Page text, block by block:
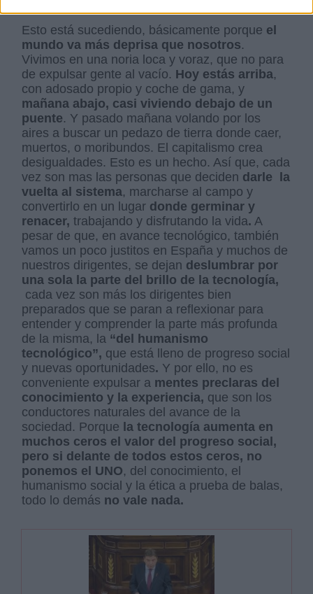
Esto está sucediendo, básicamente porque el
mundo va más deprisa que nosotros.
Vivimos en una noria loca y voraz, que no para
de expulsar gente al vacío. Hoy estás arriba,
con adosado propio y coche de gama, y
mañana abajo, casi viviendo debajo de un
puente. Y pasado mañana volando por los
aires a buscar un pedazo de tierra donde caer,
muertos, o moribundos. El capitalismo crea
desigualdades. Esto es un hecho. Así que, cada
vez son mas las personas que deciden darle la
vuelta al sistema, marcharse al campo y
convertirlo en un lugar donde germinar y
renacer,trabajando y disfrutando la vida. A
pesar de que, en avance tecnológico, también
vamos un poco justitos en España y muchos de
nuestros dirigentes, se dejan deslumbrar por
una sola la parte del brillo de la tecnología,
cada vez son más los dirigentes bien
preparados que se paran a reflexionar para
entender y comprender la parte más profunda
de la misma, la “del humanismo
tecnológico”, que está lleno de progreso social
y nuevas oportunidades. Y por ello, no es
conveniente expulsar a mentes preclaras del
conocimiento y la experiencia, que son los
conductores naturales del avance de la
sociedad. Porque la tecnología aumenta en
muchos ceros el valor del progreso social,
pero si delante de todos estos ceros, no
ponemos el UNO, del conocimiento, el
humanismo social y la ética a prueba de balas,
todo lo demás no vale nada.